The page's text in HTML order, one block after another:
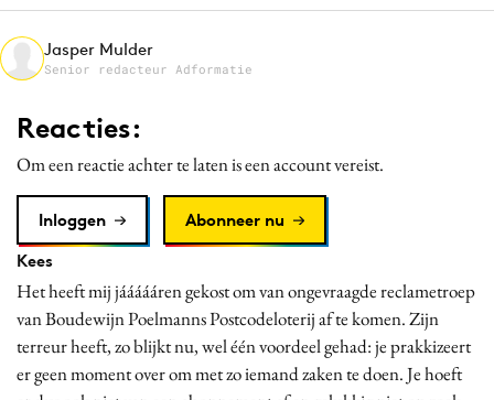
Merkstrategie
PR
Purpose Marketing
Reputatie & crisis
Jasper Mulder
Senior redacteur Adformatie
Reacties:
Om een reactie achter te laten is een account vereist.
Inloggen
Abonneer nu
Kees
Het heeft mij jáááááren gekost om van ongevraagde reclametroep
van Boudewijn Poelmanns Postcodeloterij af te komen. Zijn
terreur heeft, zo blijkt nu, wel één voordeel gehad: je prakkizeert
er geen moment over om met zo iemand zaken te doen. Je hoeft